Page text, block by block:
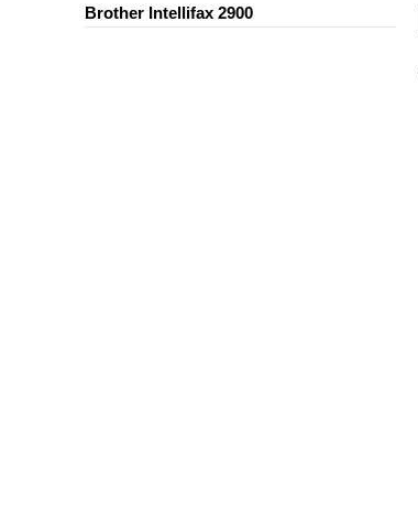
Brother Intellifax 2900